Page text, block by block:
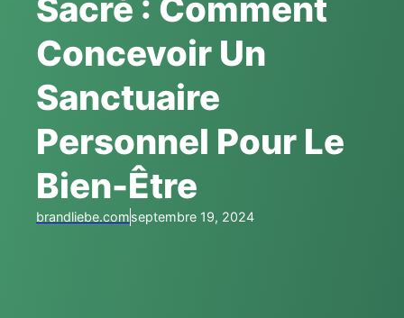
Sacré : Comment
Concevoir Un
Sanctuaire
Personnel Pour Le
Bien-Être
brandliebe.comseptembre 19, 2024